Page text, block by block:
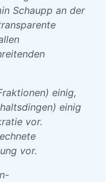
Schaupp an der
einig,
einig
vor.
vor.